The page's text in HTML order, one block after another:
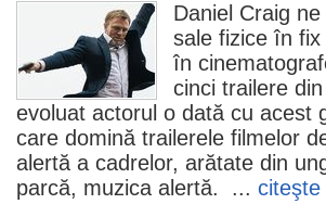
Daniel Craig
sale fizice în
în
cinci trailere din
evoluat actorul o dată cu acest
care domină trailerele filmelor
alertă a cadrelor, arătate din
parcă, muzica alertă. ... citeşte